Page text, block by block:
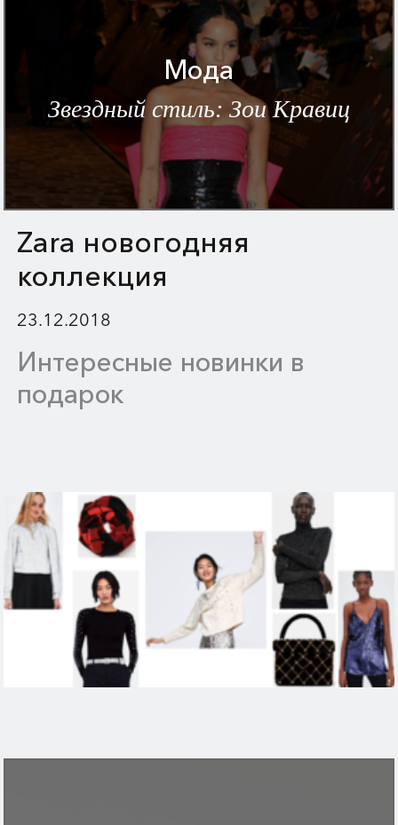
Мода
Звездный стиль: Зои Кравиц
Zara новогодняя
коллекция
23.12.2018
Интересные новинки в
подарок